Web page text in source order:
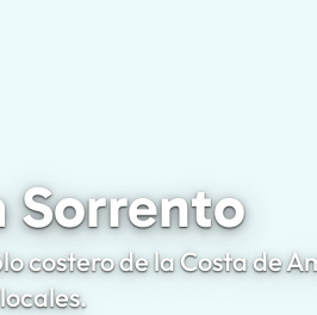
de un Día a Sorrento
Sorrento
costero de la Costa de